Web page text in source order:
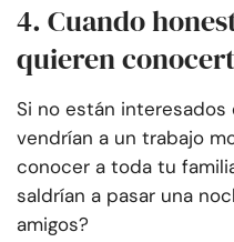
4. Cuando
quieren
Si no están
vendrían a un trabajo
conocer a toda tu
saldrían a pasar una
amigos?